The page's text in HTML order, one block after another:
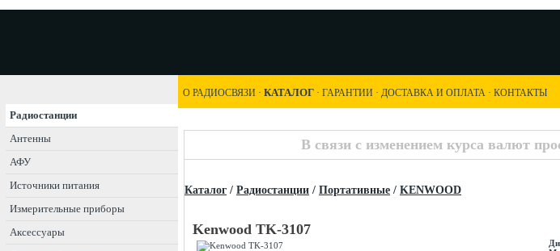
Радиостанции
Антенны
АФУ
Источники питания
Измерительные приборы
Аксессуары
О РАДИОСВЯЗИ · КАТАЛОГ · ГАРАНТИИ · ДОСТАВКА И ОПЛАТА · КОНТАКТЫ
В связи с изменением курса валют
Каталог / Радиостанции / Портативные / KENWOOD
Kenwood TK-3107